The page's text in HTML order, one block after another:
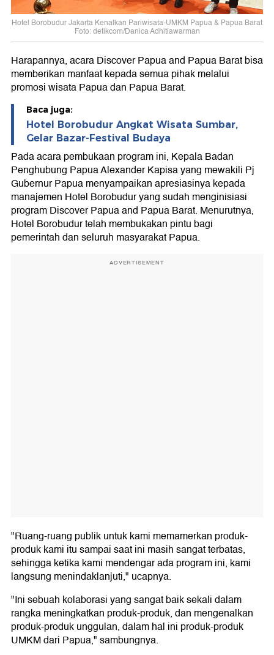
Hotel Borobudur Jakarta Kenalkan Pariwisata-UMKM Papua & Papua Barat
Foto: detikcom/Danica Adhitiawarman
Harapannya, acara Discover Papua and Papua Barat bisa
memberikan manfaat kepada semua pihak melalui
promosi wisata Papua dan Papua Barat.
Baca juga:
Hotel Borobudur Angkat Wisata Sumbar,
Gelar Bazar-Festival Budaya
Pada acara pembukaan program ini, Kepala Badan
Penghubung Papua Alexander Kapisa yang mewakili Pj
Gubernur Papua menyampaikan apresiasinya kepada
manajemen Hotel Borobudur yang sudah menginisiasi
program Discover Papua and Papua Barat. Menurutnya,
Hotel Borobudur telah membukakan pintu bagi
pemerintah dan seluruh masyarakat Papua.
ADVERTISEMENT
"Ruang-ruang publik untuk kami memamerkan produk-
produk kami itu sampai saat ini masih sangat terbatas,
sehingga ketika kami mendengar ada program ini, kami
langsung menindaklanjuti," ucapnya.
"Ini sebuah kolaborasi yang sangat baik sekali dalam
rangka meningkatkan produk-produk, dan mengenalkan
produk-produk unggulan, dalam hal ini produk-produk
UMKM dari Papua," sambungnya.